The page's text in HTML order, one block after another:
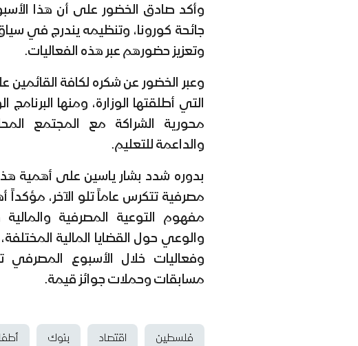
وأكد صادق الخضور على أن هذا
جائحة كورونا، وتنظيمه يندرج في
وتعزيز حضورهم عبر هذه الفعاليات.
وعبر الخضور عن شكره لكافة القائمين
التي أطلقتها الوزارة، ومنها
محورية الشراكة مع المجتمع
والداعمة للتعليم.
بدوره شدد بشار ياسين على أهمية
مصرفية تتكرس عاماً تلو الآخر، مؤكداً
مفهوم التوعية المصرفية
والوعي حول القضايا المالية
وفعاليات خلال الأسبوع
مسابقات وحملات جوائز قيمة.
فلسطين اقتصاد بنوك